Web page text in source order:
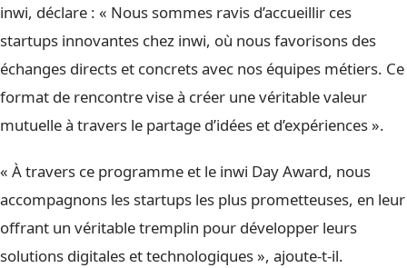
inwi, déclare : « Nous sommes ravis d’accueillir ces
startups innovantes chez inwi, où nous favorisons des
échanges directs et concrets avec nos équipes métiers. Ce
format de rencontre vise à créer une véritable valeur
mutuelle à travers le partage d’idées et d’expériences ».
« À travers ce programme et le inwi Day Award, nous
accompagnons les startups les plus prometteuses, en leur
offrant un véritable tremplin pour développer leurs
solutions digitales et technologiques », ajoute-t-il.